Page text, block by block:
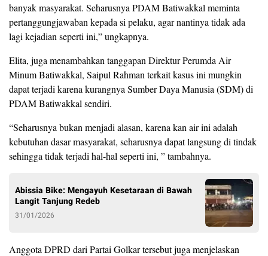
banyak masyarakat. Seharusnya PDAM Batiwakkal meminta
pertanggungjawaban kepada si pelaku, agar nantinya tidak ada
lagi kejadian seperti ini,” ungkapnya.
Elita, juga menambahkan tanggapan Direktur Perumda Air
Minum Batiwakkal, Saipul Rahman terkait kasus ini mungkin
dapat terjadi karena kurangnya Sumber Daya Manusia (SDM) di
PDAM Batiwakkal sendiri.
“Seharusnya bukan menjadi alasan, karena kan air ini adalah
kebutuhan dasar masyarakat, seharusnya dapat langsung di tindak
sehingga tidak terjadi hal-hal seperti ini, ” tambahnya.
Abissia Bike: Mengayuh Kesetaraan di Bawah
Langit Tanjung Redeb
31/01/2026
Anggota DPRD dari Partai Golkar tersebut juga menjelaskan